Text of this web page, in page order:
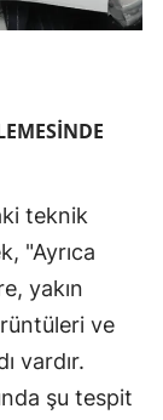
teknik
"Ayrıca
yakın
ve
vardır.
şu tespit